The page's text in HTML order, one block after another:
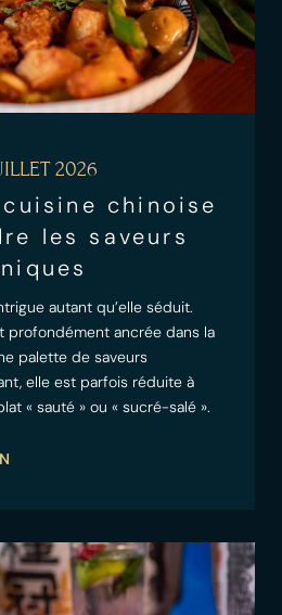
2026
chinoise
les saveurs
autant qu’elle séduit.
profondément ancrée dans la
palette de saveurs
elle est parfois réduite à
« sauté » ou « sucré-salé ».